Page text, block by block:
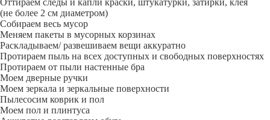
Оттираем следы и капли краски, штукатурки, затирки, клея
(не более 2 см диаметром)
Собираем весь мусор
Меняем пакеты в мусорных корзинах
Раскладываем/ развешиваем вещи аккуратно
Протираем пыль на всех доступных и свободных поверхностях
Протираем от пыли настенные бра
Моем дверные ручки
Моем зеркала и зеркальные поверхности
Пылесосим коврик и пол
Моем пол и плинтуса